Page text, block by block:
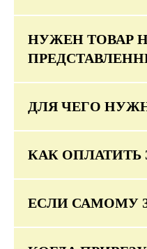
НУЖЕН ТОВАР
ДЛЯ ЧЕГО
КАК ОПЛАТИТЬ
ЕСЛИ САМОМУ